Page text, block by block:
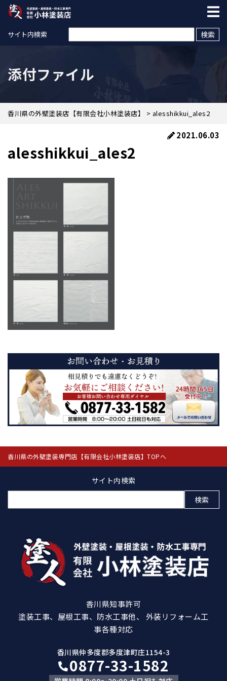
サイト内検索
添付ファイル
香川県の外壁塗装店【有限会社小林塗装店】 > alesshikkui_ales2
2021.06.03
alesshikkui_ales2
香川県の外壁塗装専門店【有限会社小林塗装店】TOPへ
サイト内検索
索:
香川県知事許可
塗装工事、屋根工事、防水工事他、 外装リフォーム工
事各種対応
香川県仲多度郡多度津町庄1154-3
0877-33-1582